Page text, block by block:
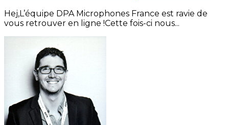
Hej,L’équipe DPA Microphones France est ravie de
vous retrouver en ligne !Cette fois-ci nous...